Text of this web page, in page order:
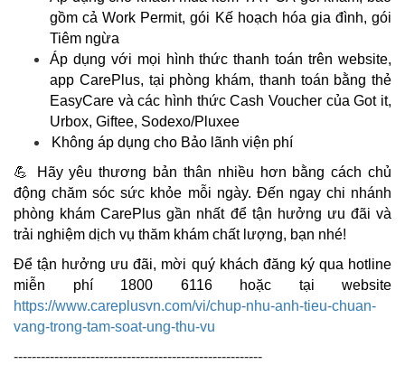
gồm cả Work Permit, gói Kế hoạch hóa gia đình, gói
Tiêm ngừa
Áp dụng với mọi hình thức thanh toán trên website,
app CarePlus, tại phòng khám, thanh toán bằng thẻ
EasyCare và các hình thức Cash Voucher của Got it,
Urbox, Giftee, Sodexo/Pluxee
Không áp dụng cho Bảo lãnh viện phí
💪
Hãy yêu thương bản thân nhiều hơn bằng cách chủ
động chăm sóc sức khỏe mỗi ngày. Đến ngay chi nhánh
phòng khám CarePlus gần nhất để tận hưởng ưu đãi và
trải nghiệm dịch vụ thăm khám chất lượng, bạn nhé!
Để tận hưởng ưu đãi, mời quý khách đăng ký qua hotline
miễn phí 1800 6116 hoặc tại website
https://www.careplusvn.com/vi/chup-nhu-anh-tieu-chuan-
vang-trong-tam-soat-ung-thu-vu
-------------------------------------------------------